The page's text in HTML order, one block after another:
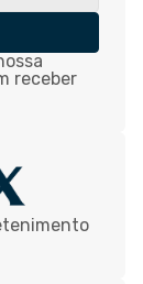
receber